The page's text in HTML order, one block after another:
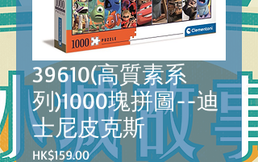
39610(高質素系
列)1000塊拼圖--迪
士尼皮克斯
HK$159.00價